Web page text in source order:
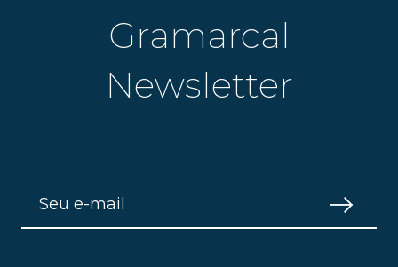
Gramarcal
Newsletter